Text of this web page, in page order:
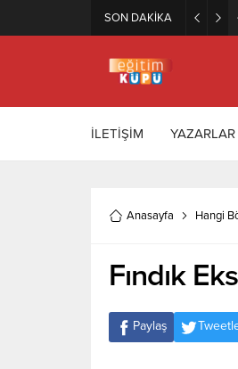
SON DAKİKA
İLETİŞİM YAZARLAR
Anasayfa Hangi
Fındık
Paylaş